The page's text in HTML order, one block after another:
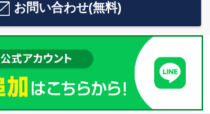
お問い合わせ(無料)